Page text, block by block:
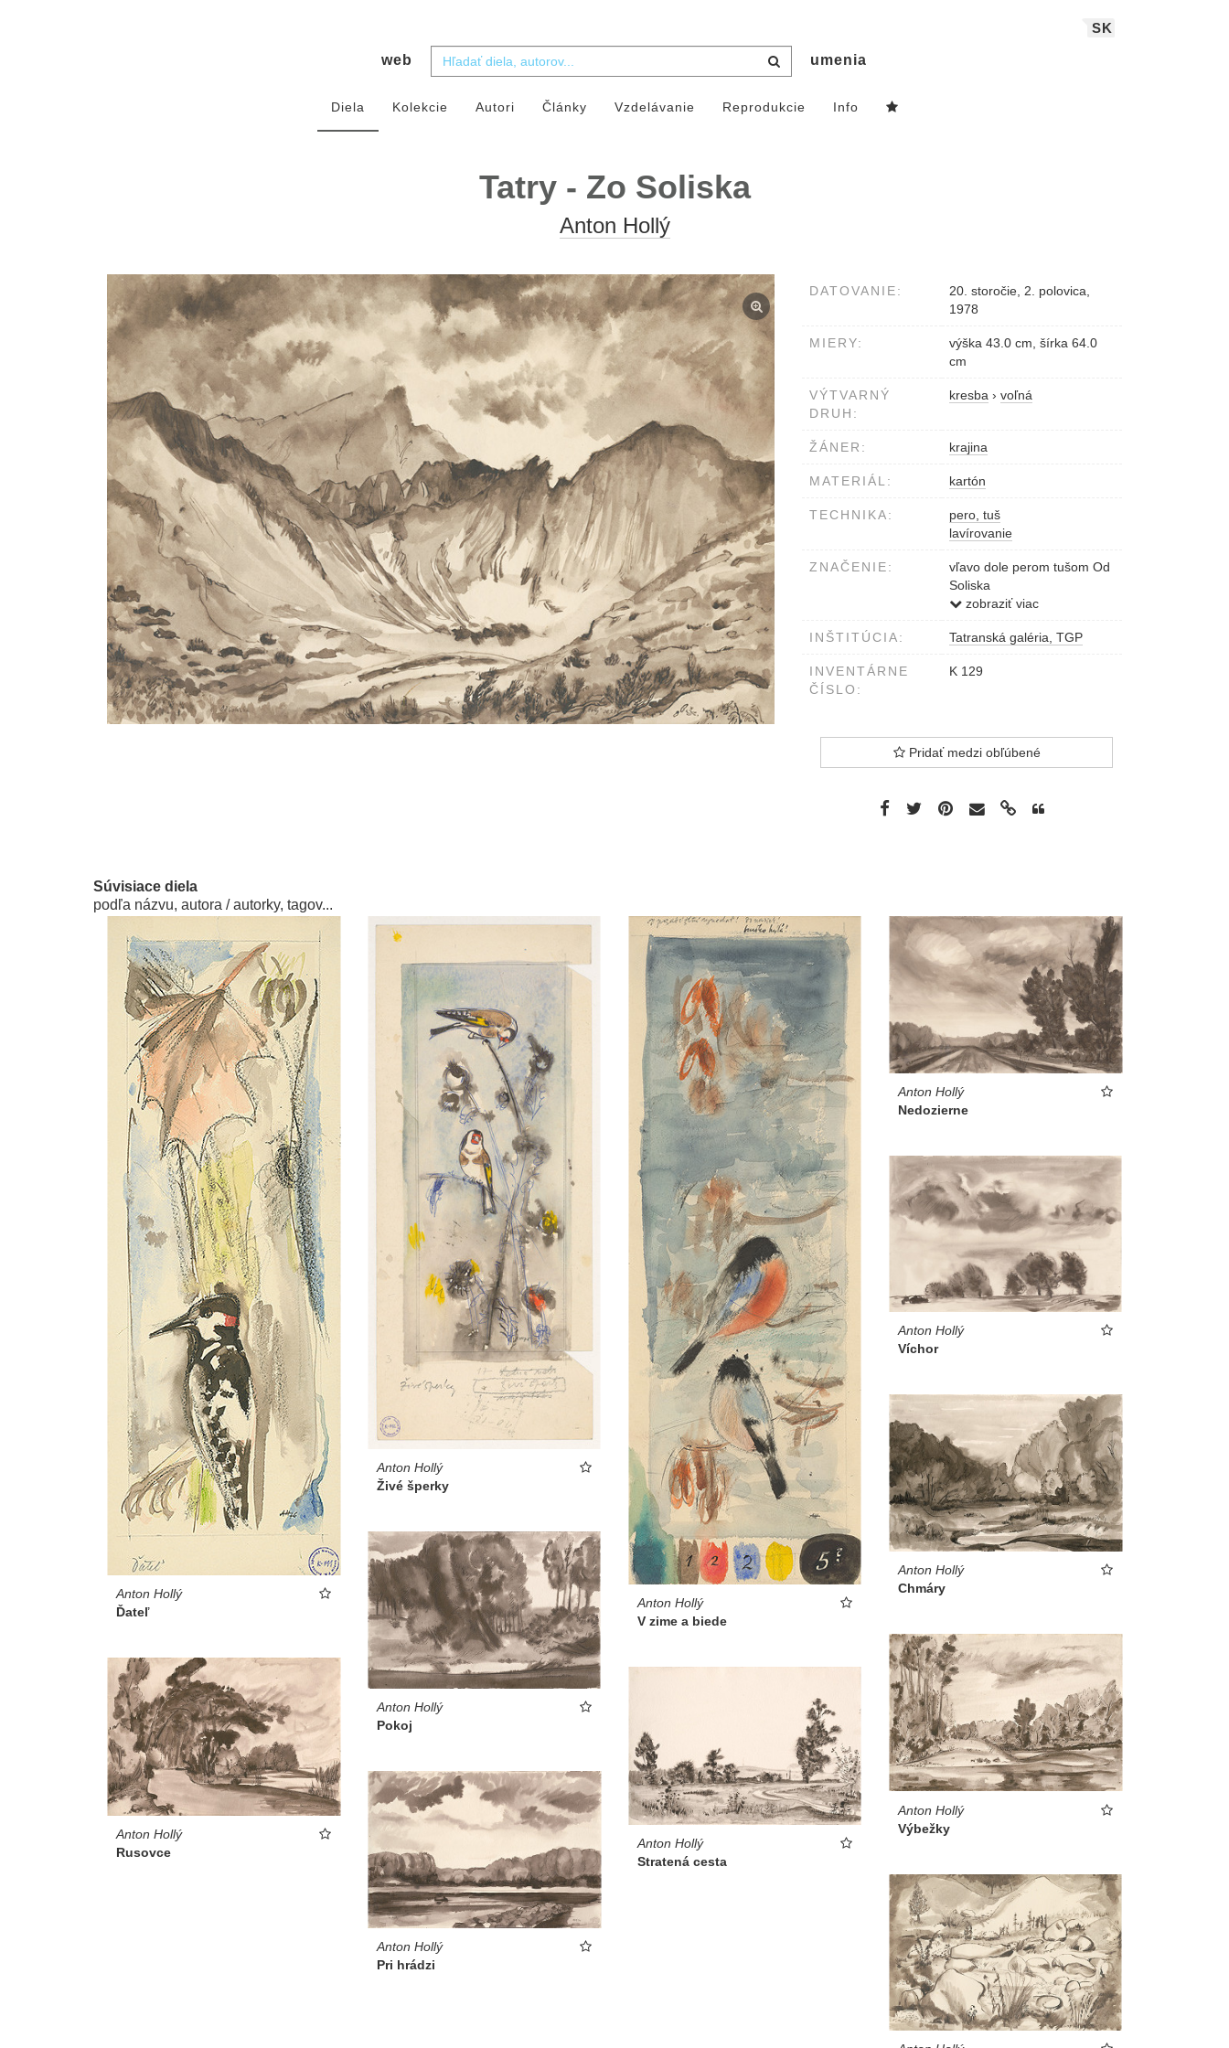
SK
web umenia
Diela Kolekcie Autori Články Vzdelávanie Reprodukcie Info
Tatry - Zo Soliska
Anton Hollý
DATOVANIE:
20. storočie, 2. polovica,
1978
MIERY:
výška 43.0 cm, šírka 64.0
cm
VÝTVARNÝ
DRUH:
kresba › voľná
ŽÁNER: krajina
MATERIÁL: kartón
TECHNIKA:
pero, tuš
lavírovanie
ZNAČENIE:
vľavo dole perom tušom Od
Soliska
vpravo Hollý 26.9.78
zobraziť viac
INŠTITÚCIA: Tatranská galéria, TGP
INVENTÁRNE
ČÍSLO:
K 129
Pridať medzi obľúbené
Súvisiace diela
podľa názvu, autora / autorky, tagov...
Anton Hollý
Ďateľ
Anton Hollý
Živé šperky
Anton Hollý
V zime a biede
Anton Hollý
Nedozierne
Anton Hollý
Víchor
Anton Hollý
Chmáry
Anton Hollý
Pokoj
Anton Hollý
Výbežky
Anton Hollý
Rusovce
Anton Hollý
Stratená cesta
Anton Hollý
Pri hrádzi